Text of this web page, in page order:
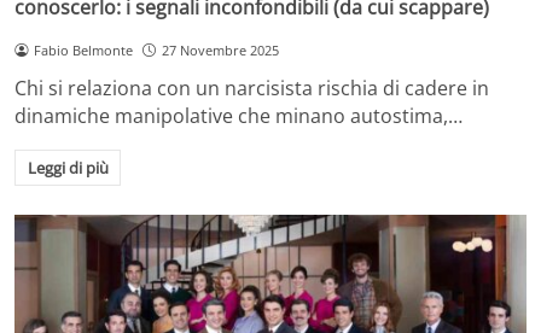
conoscerlo: i segnali inconfondibili (da cui scappare)
Fabio Belmonte 27 Novembre 2025
Chi si relaziona con un narcisista rischia di cadere in
dinamiche manipolative che minano autostima,…
Leggi di più